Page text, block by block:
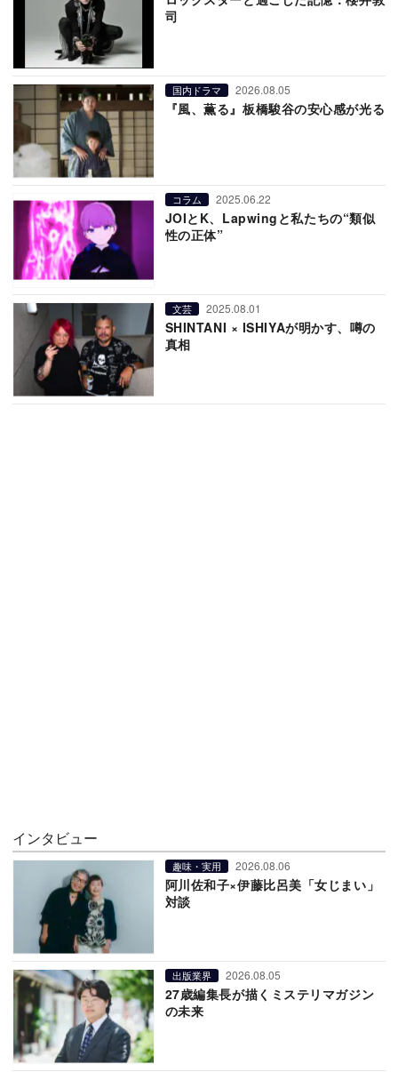
司
国内ドラマ 2026.08.05
『風、薫る』板橋駿谷の安心感が光る
コラム 2025.06.22
JOIとK、Lapwingと私たちの“類似
性の正体”
文芸 2025.08.01
SHINTANI × ISHIYAが明かす、噂の
真相
インタビュー
趣味・実用 2026.08.06
阿川佐和子×伊藤比呂美「女じまい」
対談
出版業界 2026.08.05
27歳編集長が描くミステリマガジン
の未来